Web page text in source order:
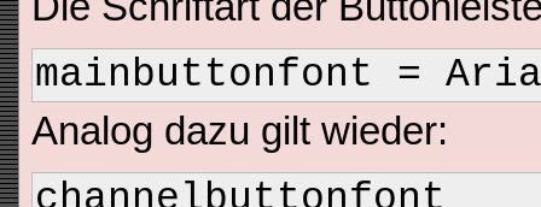
mainbuttonfont =
Analog dazu gilt wieder: